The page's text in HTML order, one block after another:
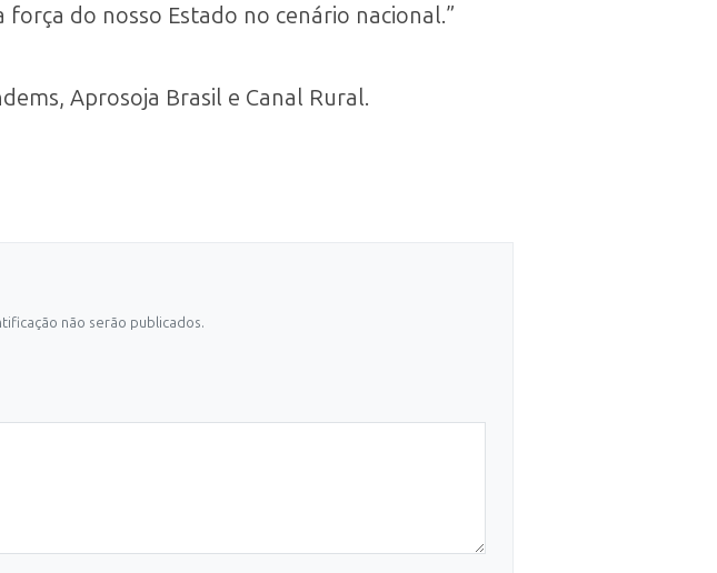
do nosso Estado no cenário nacional.”
Aprosoja Brasil e Canal Rural.
não serão publicados.